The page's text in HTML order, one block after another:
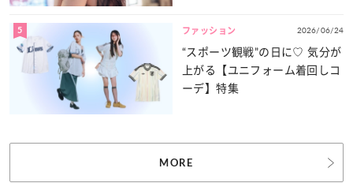
5 ファッション 2026/06/24
“スポーツ観戦”の日に♡ 気分が
上がる【ユニフォーム着回しコ
ーデ】特集
MORE